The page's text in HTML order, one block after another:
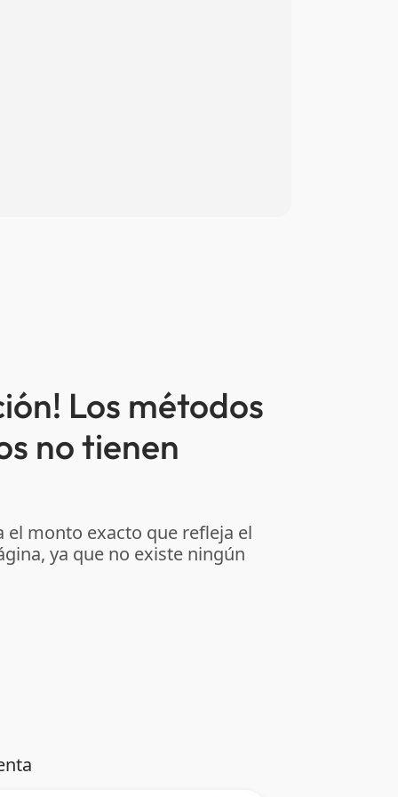
Los métodos
no tienen
el monto exacto que refleja el
ya que no existe ningún